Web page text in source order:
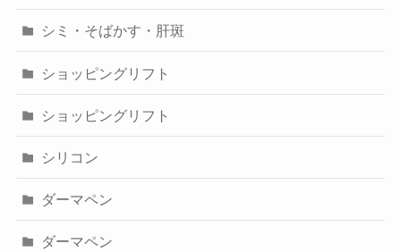
シミ・そばかす・肝斑
ショッピングリフト
ショッピングリフト
シリコン
ダーマペン
ダーマペン